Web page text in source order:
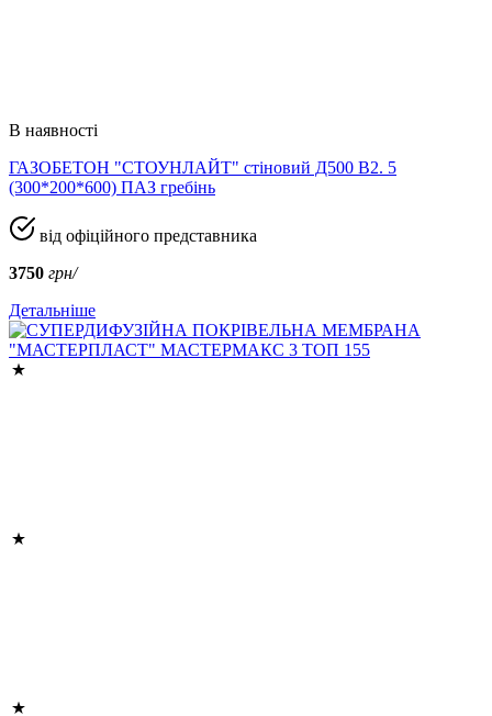
В наявності
ГАЗОБЕТОН "СТОУНЛАЙТ" стіновий Д500 В2. 5
(300*200*600) ПАЗ гребінь
від офіційного представника
3750 грн/
Детальніше